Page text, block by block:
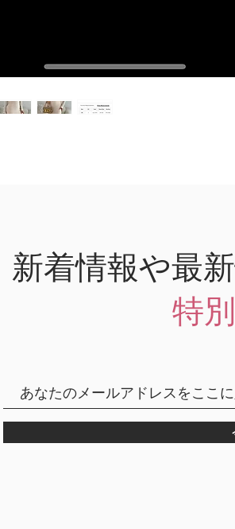
新着情報や最
特